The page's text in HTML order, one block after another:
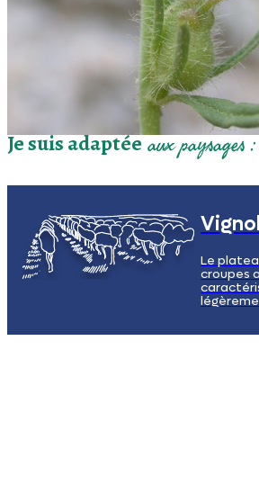
Je suis adaptéeaux paysages :
Le
croupes
ses sols